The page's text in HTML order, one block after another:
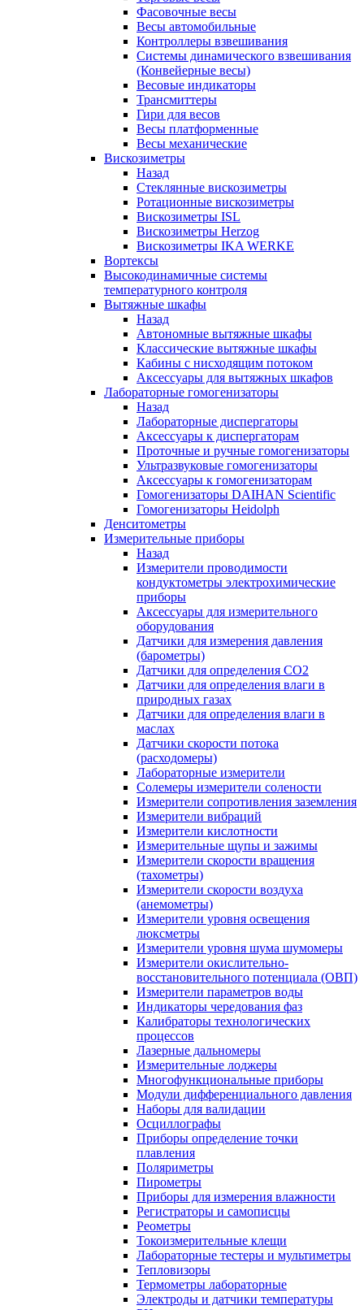
Фасовочные весы
Весы автомобильные
Контроллеры взвешивания
Системы динамического взвешивания
(Конвейерные весы)
Весовые индикаторы
Трансмиттеры
Гири для весов
Весы платформенные
Весы механические
Вискозиметры
Назад
Стеклянные вискозиметры
Ротационные вискозиметры
Вискозиметры ISL
Вискозиметры Herzog
Вискозиметры IKA WERKE
Вортексы
Высокодинамичные системы
температурного контроля
Вытяжные шкафы
Назад
Автономные вытяжные шкафы
Классические вытяжные шкафы
Кабины с нисходящим потоком
Аксессуары для вытяжных шкафов
Лабораторные гомогенизаторы
Назад
Лабораторные диспергаторы
Аксессуары к диспергаторам
Проточные и ручные гомогенизаторы
Ультразвуковые гомогенизаторы
Аксессуары к гомогенизаторам
Гомогенизаторы DAIHAN Scientific
Гомогенизаторы Heidolph
Денситометры
Измерительные приборы
Назад
Измерители проводимости
кондуктометры электрохимические
приборы
Аксессуары для измерительного
оборудования
Датчики для измерения давления
(барометры)
Датчики для определения CO2
Датчики для определения влаги в
природных газах
Датчики для определения влаги в
маслах
Датчики скорости потока
(расходомеры)
Лабораторные измерители
Солемеры измерители солености
Измерители сопротивления заземления
Измерители вибраций
Измерители кислотности
Измерительные щупы и зажимы
Измерители скорости вращения
(тахометры)
Измерители скорости воздуха
(анемометры)
Измерители уровня освещения
люксметры
Измерители уровня шума шумомеры
Измерители окислительно-
восстановительного потенциала (ОВП)
Измерители параметров воды
Индикаторы чередования фаз
Калибраторы технологических
процессов
Лазерные дальномеры
Измерительные лоджеры
Многофункциональные приборы
Модули дифференциального давления
Наборы для валидации
Осциллографы
Приборы определение точки
плавления
Поляриметры
Пирометры
Приборы для измерения влажности
Регистраторы и самописцы
Реометры
Токоизмерительные клещи
Лабораторные тестеры и мультиметры
Тепловизоры
Термометры лабораторные
Электроды и датчики температуры